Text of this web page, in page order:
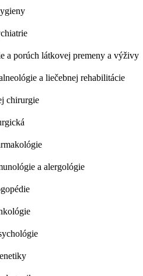
a porúch látkovej premeny a výživy
a liečebnej rehabilitácie
chirurgie
a alergológie